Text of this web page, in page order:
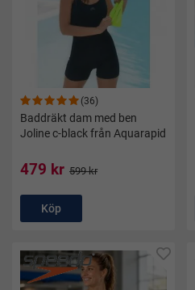
(36)
Baddräkt dam med ben
Joline c-black från Aquarapid
479 kr 599 kr
Köp